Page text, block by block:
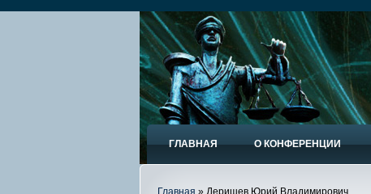
ГЛАВНАЯ О КОНФЕРЕНЦИИ
Главная » Деришев Юрий Владимирович